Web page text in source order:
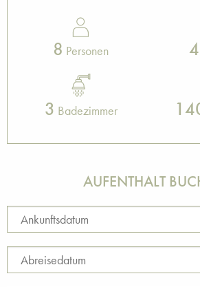
8 Personen 4
3 Badezimmer
AUFENTHALT
Ankunftsdatum
Abreisedatum